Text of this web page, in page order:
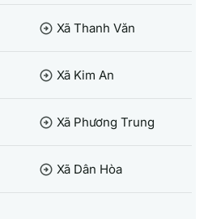
arrow_circle_right Xã Thanh Văn
arrow_circle_right Xã Kim An
arrow_circle_right Xã Phương Trung
arrow_circle_right Xã Dân Hòa